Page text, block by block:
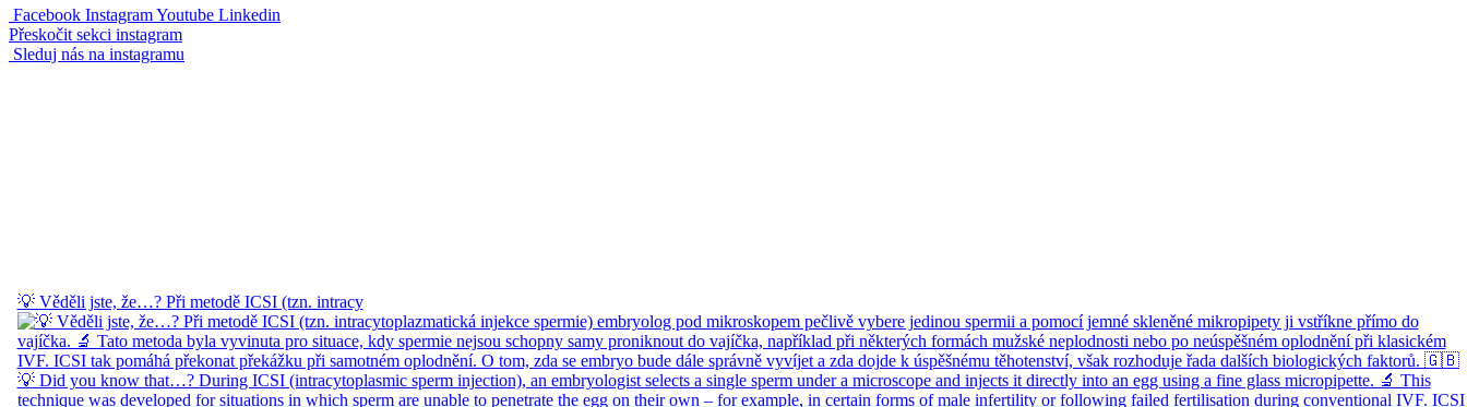
Facebook InstagramYoutube Linkedin
Přeskočit sekci instagram
Sleduj nás na instagramu
💡 Věděli jste, že…? Při metodě ICSI (tzn. intracy